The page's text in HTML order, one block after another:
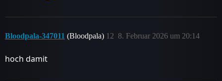
Bloodpala-347011 (Bloodpala) 8. Februar 2026 um 20:14
12
hoch damit